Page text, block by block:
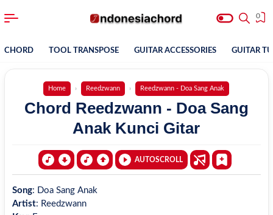
0
CHORD TOOL TRANSPOSE GUITAR ACCESSORIES GUITAR
Home Reedzwann Reedzwann - Doa Sang Anak
Chord Reedzwann - Doa Sang
Anak Kunci Gitar
AUTOSCROLL
Song: Doa Sang Anak
Artist: Reedzwann